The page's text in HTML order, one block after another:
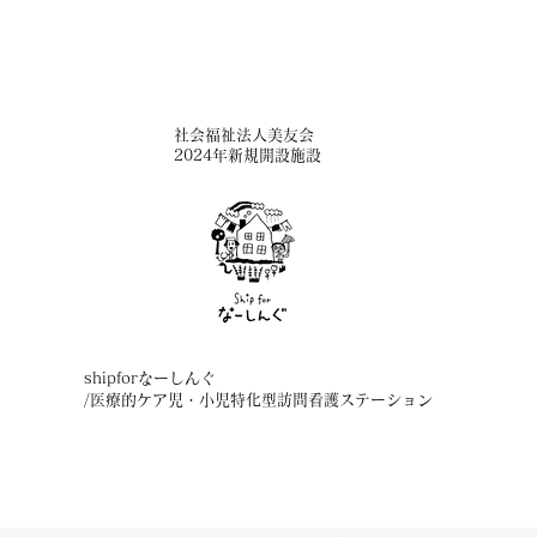
​社会福祉法人美友会
2024年新規開設施設
shipforなーしんぐ
/医療的ケア児・小児特化型訪問看護ステーション